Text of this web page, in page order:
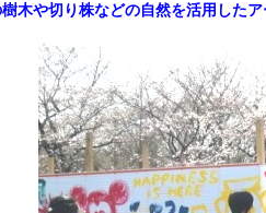
樹木や切り株などの自然を活用したア